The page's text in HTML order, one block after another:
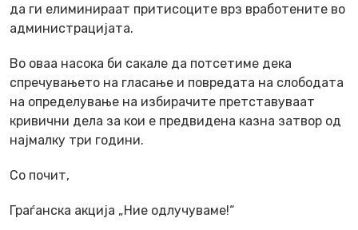
да ги елиминираат притисоците врз вработените во
администрацијата.
Во оваа насока би сакале да потсетиме дека
спречувањето на гласање и повредата на слободата
на определување на избирачите претставуваат
кривични дела за кои е предвидена казна затвор од
најмалку три години.
Со почит,
Граѓанска акција „Ние одлучуваме!“